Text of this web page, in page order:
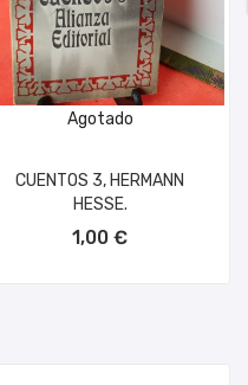
Agotado
CUENTOS 3, HERMANN
HESSE.
1,00 €